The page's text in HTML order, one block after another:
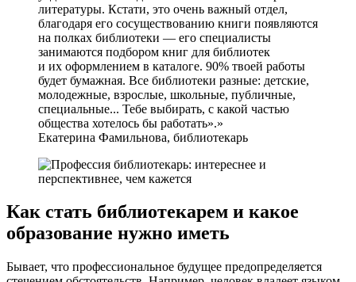
литературы. Кстати, это очень важный отдел,
благодаря его сосуществованию книги появляются
на полках библиотеки — его специалисты
занимаются подбором книг для библиотек
и их оформлением в каталоге. 90% твоей работы
будет бумажная. Все библиотеки разные: детские,
молодежные, взрослые, школьные, публичные,
специальные... Тебе выбирать, с какой частью
общества хотелось бы работать».
Екатерина Фамильнова, библиотекарь
Как стать библиотекарем и какое
образование нужно иметь
Бывает, что профессиональное будущее предопределяется